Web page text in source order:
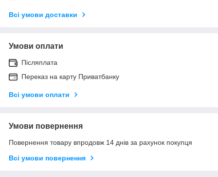
Всі умови доставки
Умови оплати
Післяплата
Переказ на карту Приватбанку
Всі умови оплати
Умови повернення
Повернення товару впродовж 14 днів за рахунок покупця
Всі умови повернення